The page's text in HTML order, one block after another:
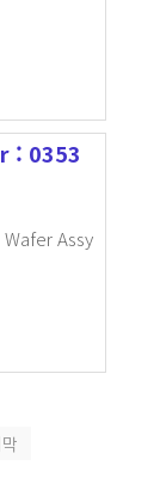
: 0353
Assy